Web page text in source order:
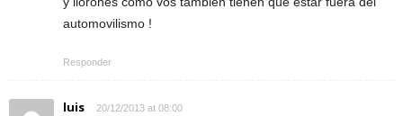
automovilismo !
Responder
luis 20/12/2013 at 08:00